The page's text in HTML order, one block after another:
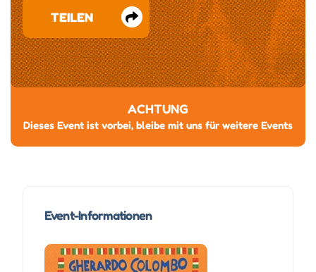
TEILEN
ACHTUNG
Dieses Event ist vorbei, bleibe mit uns für weitere Events
Event-Informationen